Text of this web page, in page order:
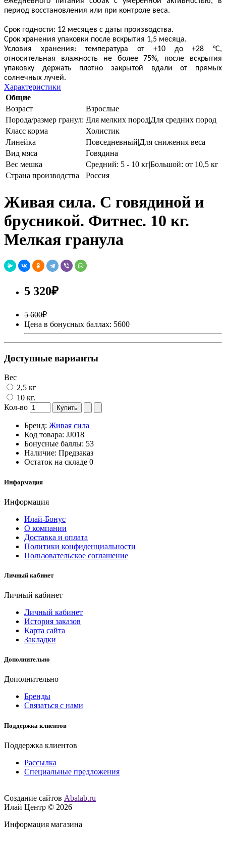
период восстановления или при контроле веса.
Срок годности: 12 месяцев с даты производства.
Срок хранения упаковки после вскрытия 1,5 месяца.
Условия хранения: температура от +10 до +28 °C,
относительная влажность не более 75%, после вскрытия
упаковку держать плотно закрытой вдали от прямых
солнечных лучей.
Характеристики
Общие
Возраст
Взрослые
Порода/размер гранул: Для мелких пород|Для средних пород
Класс корма
Холистик
Линейка
Повседневный|Для снижения веса
Вид мяса
Говядина
Вес мешка
Средний: 5 - 10 кг|Большой: от 10,5 кг
Страна производства
Россия
Живая сила. С говядиной и
брусникой. Фитнес. 10 кг.
Мелкая гранула
5 320₽
5 600₽
Цена в бонусных баллах: 5600
Доступные варианты
Вес
2,5 кг
10 кг.
Кол-во
Купить
Бренд: Живая сила
Код товара: JJ018
Бонусные баллы: 53
Наличие: Предзаказ
Остаток на складе 0
Информация
Информация
Илай-Бонус
О компании
Доставка и оплата
Политики конфиденциальности
Пользовательское соглашение
Личный кабинет
Личный кабинет
Личный кабинет
История заказов
Карта сайта
Закладки
Дополнительно
Дополнительно
Бренды
Связаться с нами
Поддержка клиентов
Поддержка клиентов
Рассылка
Специальные предложения
Создание сайтов Abalab.ru
Илай Центр © 2026
Информация магазина